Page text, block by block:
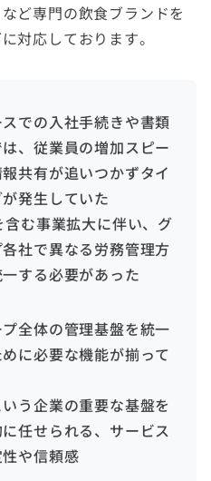
ど専門の飲食ブランドを
対応しております。
での入社手続きや書類
、従業員の増加スピー
報共有が追いつかずタイ
発生していた
含む事業拡大に伴い、グ
社で異なる労務管理方
する必要があった
全体の管理基盤を統一
に必要な機能が揃って
う企業の重要な基盤を
任せられる、サービス
や信頼感